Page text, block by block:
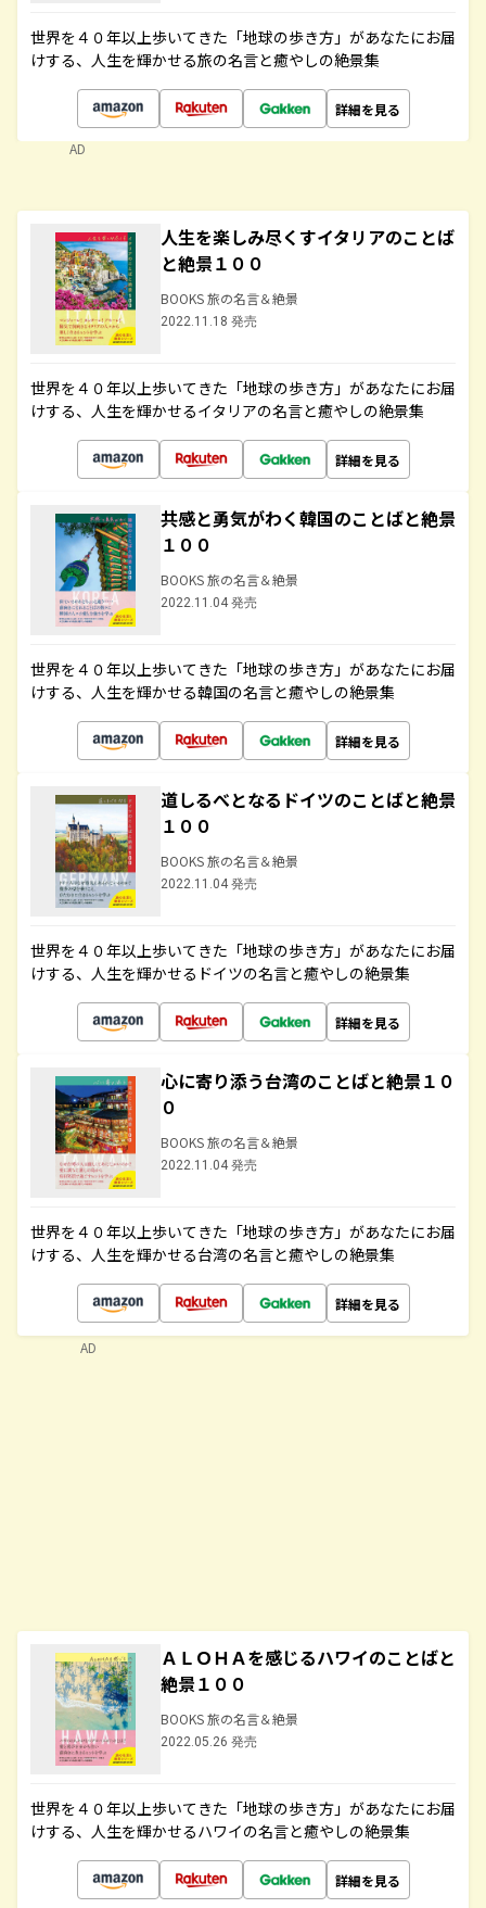
世界を４０年以上歩いてきた「地球の歩き方」があなたにお届
けする、人生を輝かせる旅の名言と癒やしの絶景集
詳細を見る
AD
人生を楽しみ尽くすイタリアのことば
と絶景１００
BOOKS 旅の名言＆絶景
2022.11.18 発売
世界を４０年以上歩いてきた「地球の歩き方」があなたにお届
けする、人生を輝かせるイタリアの名言と癒やしの絶景集
詳細を見る
共感と勇気がわく韓国のことばと絶景
１００
BOOKS 旅の名言＆絶景
2022.11.04 発売
世界を４０年以上歩いてきた「地球の歩き方」があなたにお届
けする、人生を輝かせる韓国の名言と癒やしの絶景集
詳細を見る
道しるべとなるドイツのことばと絶景
１００
BOOKS 旅の名言＆絶景
2022.11.04 発売
世界を４０年以上歩いてきた「地球の歩き方」があなたにお届
けする、人生を輝かせるドイツの名言と癒やしの絶景集
詳細を見る
心に寄り添う台湾のことばと絶景１０
０
BOOKS 旅の名言＆絶景
2022.11.04 発売
世界を４０年以上歩いてきた「地球の歩き方」があなたにお届
けする、人生を輝かせる台湾の名言と癒やしの絶景集
詳細を見る
ＡＬＯＨＡを感じるハワイのことばと
絶景１００
BOOKS 旅の名言＆絶景
2022.05.26 発売
世界を４０年以上歩いてきた「地球の歩き方」があなたにお届
けする、人生を輝かせるハワイの名言と癒やしの絶景集
詳細を見る
AD